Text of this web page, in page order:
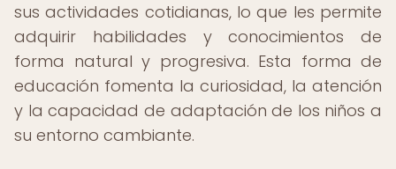
sus actividades cotidianas, lo que les permite
adquirir habilidades y conocimientos de
forma natural y progresiva. Esta forma de
educación fomenta la curiosidad, la atención
y la capacidad de adaptación de los niños a
su entorno cambiante.